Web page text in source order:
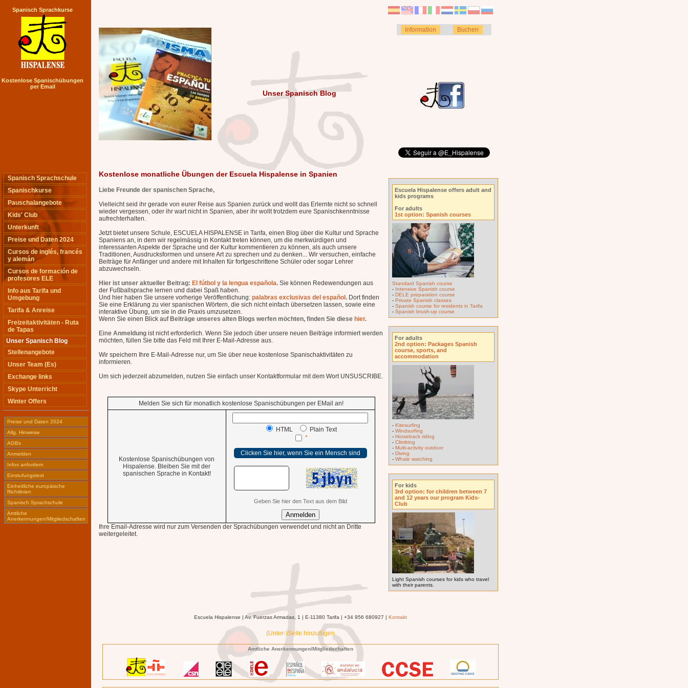
Spanisch Sprachkurse
Kostenlose Spanischübungen
per Email
Unser Spanisch Blog
Information Buchen
Kostenlose monatliche Übungen der Escuela Hispalense in Spanien
Liebe Freunde der spanischen Sprache,
Vielleicht seid ihr gerade von eurer Reise aus Spanien zurück und wollt das Erlernte nicht so schnell
wieder vergessen, oder ihr wart nicht in Spanien, aber ihr wollt trotzdem eure Spanischkenntnisse
aufrechterhalten.
Jetzt bietet unsere Schule, ESCUELA HISPALENSE in Tarifa, einen Blog über die Kultur und Sprache
Spaniens an, in dem wir regelmässig in Kontakt treten können, um die merkwürdigen und
interessanten Aspekte der Sprache und der Kultur kommentieren zu können, als auch unsere
Traditionen, Ausdrucksformen und unsere Art zu sprechen und zu denken... Wir versuchen, einfache
Beiträge für Anfänger und andere mit Inhalten für fortgeschrittene Schüler oder sogar Lehrer
abzuwechseln.
Hier ist unser aktueller Beitrag: El fútbol y la lengua española. Sie können Redewendungen aus
der Fußballsprache lernen und dabei Spaß haben.
Und hier haben Sie unsere vorherige Veröffentlichung: palabras exclusivas del español . Dort finden
Sie eine Erklärung zu vier spanischen Wörtern, die sich nicht einfach übersetzen lassen, sowie eine
interaktive Übung, um sie in die Praxis umzusetzen.
Wenn Sie einen Blick auf Beiträge unseres alten Blogs werfen möchten, finden Sie diese hier.
Eine Anmeldung ist nicht erforderlich. Wenn Sie jedoch über unsere neuen Beiträge informiert werden
möchten, füllen Sie bitte das Feld mit Ihrer E-Mail-Adresse aus.
Wir speichern Ihre E-Mail-Adresse nur, um Sie über neue kostenlose Spanischaktivitäten zu
informieren.
Um sich jederzeit abzumelden, nutzen Sie einfach unser Kontaktformular mit dem Wort UNSUSCRIBE.
Melden Sie sich für monatlich kostenlose Spanischübungen per EMail an!
Kostenlose Spanischübungen von
Hispalense. Bleiben Sie mit der
spanischen Sprache in Kontakt!
HTML
Plain Text
*
Geben Sie hier den Text aus dem Bild
Ihre Email-Adresse wird nur zum Versenden der Sprachübungen verwendet und nicht an Dritte
weitergeleitet.
Spanisch Sprachschule
Spanischkurse
Pauschalangebote
Kids' Club
Unterkunft
Preise und Daten 2024
Cursos de inglés, francés
y alemán
Cursos de formación de
profesores ELE
Info aus Tarifa und
Umgebung
Tarifa & Anreise
Freizeitaktivitäten - Ruta
de Tapas
Unser Spanisch Blog
Stellenangebote
Unser Team (Es)
Exchange links
Skype Unterricht
Winter Offers
Preise und Daten 2024
Allg. Hinweise
AGBs
Anmelden
Infos anfordern
Einstufungstest
Einheitliche europäische
Richtlinien
Spanisch Sprachschule
Amtliche
Anerkennungen/Mitgliedschaften
Escuela Hispalense offers adult and
kids programs
For adults
1st option: Spanish courses
Standard Spanish course
- Intensive Spanish course
- DELE preparation course
- Private Spanish classes
- Spanish course for residents in Tarifa
- Spanish brush-up course
For adults
2nd option: Packages Spanish
course, sports, and
accommodation
- Kitesurfing
- Windsurfing
- Horseback riding
- Climbing
- Multi-activity outdoor
- Diving
- Whale watching
For kids
3rd option: for children between 7
and 12 years our program Kids-
Club
Light Spanish courses for kids who travel
with their parents.
Escuela Hispalense | Av. Fuerzas Armadas, 1 | E-11380 Tarifa | +34 956 680927 | Kontakt
(Unter-)Seite hinzufügen
Amtliche Anerkennungen/Mitgliedschaften